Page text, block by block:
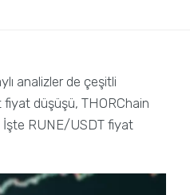
analizler de çeşitli
düşüşü, THORChain
İşte RUNE/USDT fiyat